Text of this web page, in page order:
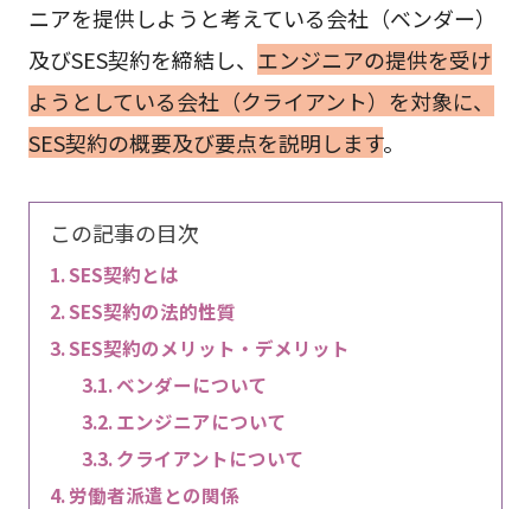
ニアを提供しようと考えている会社（ベンダー）
及びSES契約を締結し、 エンジニアの提供を受け
ようとしている会社（クライアント）を対象に、
SES契約の概要及び要点を説明します。
この記事の目次
SES契約とは
SES契約の法的性質
SES契約のメリット・デメリット
ベンダーについて
エンジニアについて
クライアントについて
労働者派遣との関係